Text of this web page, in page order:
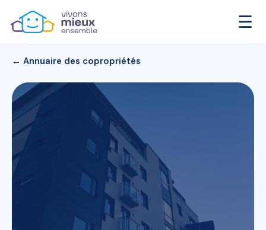
☰
← Annuaire des copropriétés